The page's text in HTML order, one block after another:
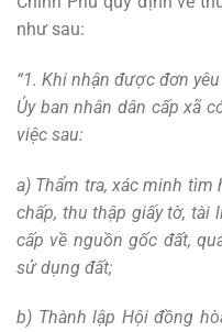
như sau:
“1. Khi nhận được đơn
Ủy ban nhân dân cấp xã
việc sau:
a) Thẩm tra, xác minh tìm
chấp, thu thập giấy tờ, tài
cấp về nguồn gốc đất,
sử dụng đất;
b) Thành lập Hội đồng